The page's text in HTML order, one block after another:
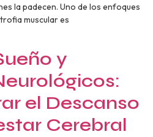
la padecen. Uno de los enfoques
muscular es
y
el Descanso
Cerebral